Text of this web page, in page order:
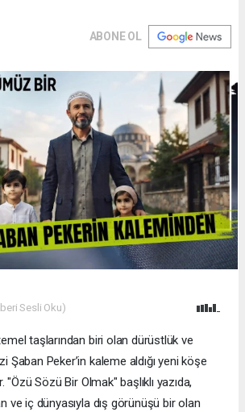
ABONE OL
Sesli Oku)
taşlarından biri olan dürüstlük ve
Şaban Peker’in kaleme aldığı yeni köşe
"Özü Sözü Bir Olmak" başlıklı yazıda,
ve iç dünyasıyla dış görünüşü bir olan